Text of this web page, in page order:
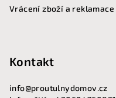
Vrácení zboží a reklamace
Kontakt
info@proutulnydomov.cz